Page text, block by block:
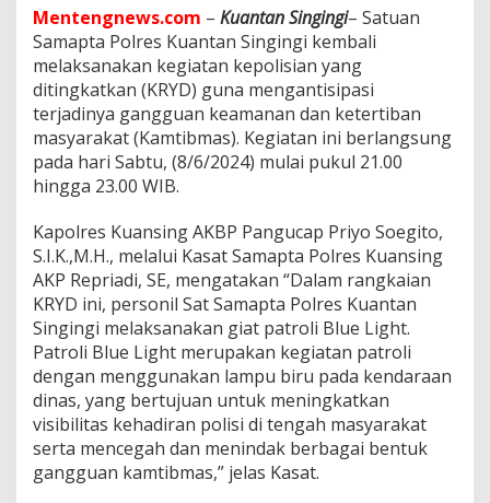
a
l
a
m
R
a
n
g
k
n
t
i
s
p
a
s
i
G
a
n
g
Mentengnews.com – Kuantan Singingi– Satuan
Samapta Polres Kuantan Singingi kembali
melaksanakan kegiatan kepolisian yang
ditingkatkan (KRYD) guna mengantisipasi
terjadinya gangguan keamanan dan ketertiban
masyarakat (Kamtibmas). Kegiatan ini berlangsung
pada hari Sabtu, (8/6/2024) mulai pukul 21.00
hingga 23.00 WIB.
Kapolres Kuansing AKBP Pangucap Priyo Soegito,
S.I.K.,M.H., melalui Kasat Samapta Polres Kuansing
AKP Repriadi, SE, mengatakan “Dalam rangkaian
KRYD ini, personil Sat Samapta Polres Kuantan
Singingi melaksanakan giat patroli Blue Light.
Patroli Blue Light merupakan kegiatan patroli
dengan menggunakan lampu biru pada kendaraan
dinas, yang bertujuan untuk meningkatkan
visibilitas kehadiran polisi di tengah masyarakat
serta mencegah dan menindak berbagai bentuk
gangguan kamtibmas,” jelas Kasat.